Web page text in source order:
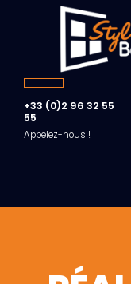
+33 (0)2 96 32 55
55
Appelez-nous !